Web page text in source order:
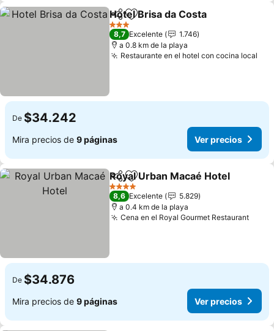
CompartirAgregar a favoritos
Hotel Brisa da Costa
3 Estrellas
8,7 Excelente
1.746
a 0.8 km de la playa
Restaurante en el hotel con cocina local
De $34.242
Mira precios de 9 páginas Ver precios
CompartirAgregar a favoritos
Royal Urban Macaé Hotel
4 Estrellas
8,6 Excelente
5.829
a 0.4 km de la playa
Cena en el Royal Gourmet RestaurantVer
De $34.876
Mira precios de 9 páginas Ver precios